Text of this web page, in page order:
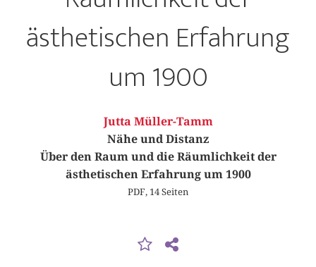
ästhetischen Erfahrung
um 1900
Jutta Müller-Tamm
Nähe und Distanz
Über den Raum und die Räumlichkeit der
ästhetischen Erfahrung um 1900
PDF, 14 Seiten